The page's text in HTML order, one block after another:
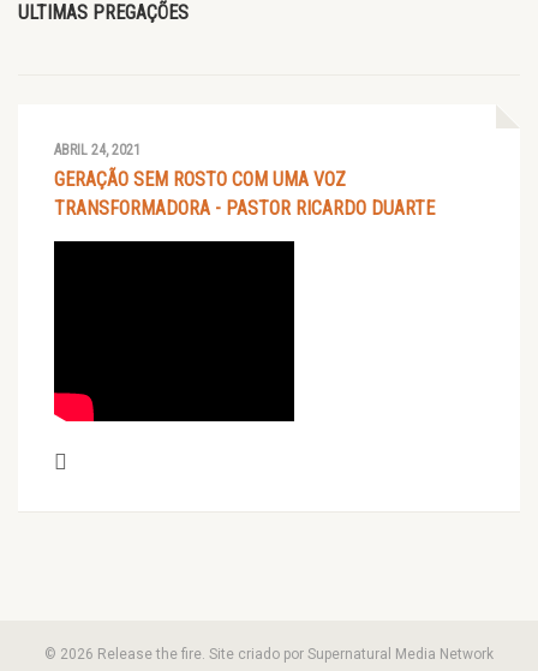
ULTIMAS PREGAÇÕES
ABRIL 24, 2021
GERAÇÃO SEM ROSTO COM UMA VOZ
TRANSFORMADORA - PASTOR RICARDO DUARTE
© 2026 Release the fire. Site criado por Supernatural Media Network